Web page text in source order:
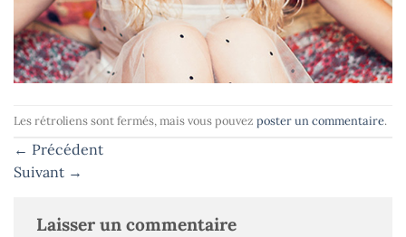
Les rétroliens sont fermés, mais vous pouvez poster un commentaire.
← Précédent
Suivant →
Laisser un commentaire